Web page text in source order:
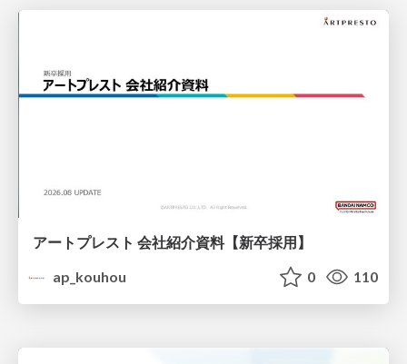
アートプレスト 会社紹介資料【新卒採用】
ap_kouhou
0 110